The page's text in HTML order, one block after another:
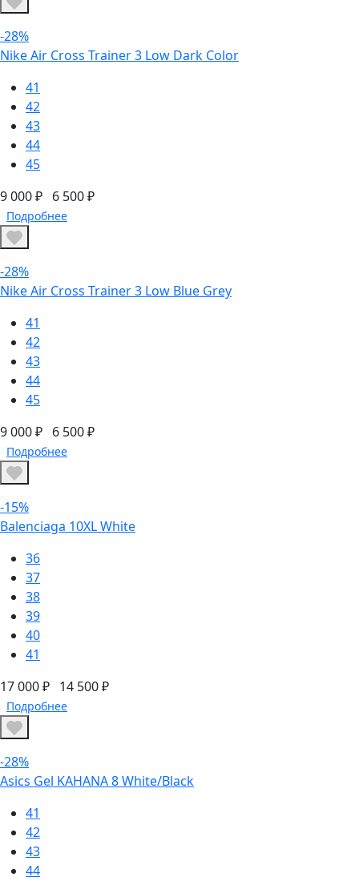
-28%
Nike Air Cross Trainer 3 Low Dark Color
41
42
43
44
45
9 000 ₽ 6 500 ₽
Подробнее
-28%
Nike Air Cross Trainer 3 Low Blue Grey
41
42
43
44
45
9 000 ₽ 6 500 ₽
Подробнее
-15%
Balenciaga 10XL White
36
37
38
39
40
41
17 000 ₽ 14 500 ₽
Подробнее
-28%
Asics Gel KAHANA 8 White/Black
41
42
43
44